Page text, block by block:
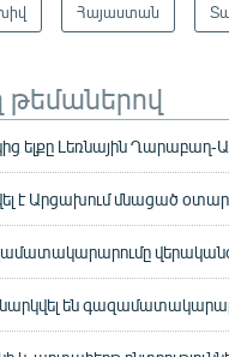
Հայաստան
թեմաներով
ելքը Լեռնային Ղարաբաղ-
է Արցախում մնացած
են